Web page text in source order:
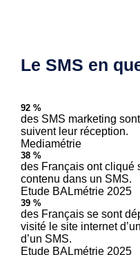
Le SMS en
92 %
des SMS marketing
suivent leur réception.
Mediamétrie
38 %
des Français ont cliqué
contenu dans un SMS.
Etude BALmétrie 2025
39 %
des Français se sont
visité le site internet
d’un SMS.
Etude BALmétrie 2025